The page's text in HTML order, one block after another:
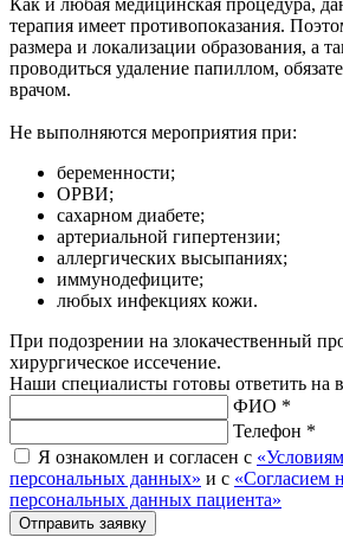
Как и любая медицинская процедура,
терапия имеет противопоказания.
размера и локализации образования, а
проводиться удаление папиллом,
врачом.
Не выполняются мероприятия при:
беременности;
ОРВИ;
сахарном диабете;
артериальной гипертензии;
аллергических высыпаниях;
иммунодефиците;
любых инфекциях кожи.
При подозрении на злокачественный
хирургическое иссечение.
Наши специалисты готовы ответить на
ФИО *
Телефон *
Я ознакомлен и согласен с
персональных данных» и с «Согласием
персональных данных пациента»
Отправить заявку